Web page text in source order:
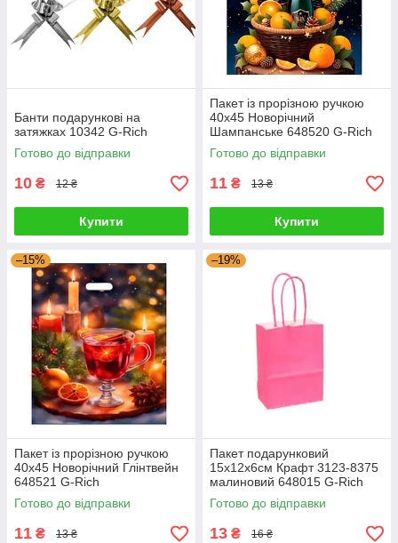
Банти подарункові на
затяжках 10342 G-Rich
Готово до відправки
10 ₴ 12 ₴
Купити
Пакет із прорізною ручкою
40х45 Новорічний
Шампанське 648520 G-Rich
Готово до відправки
11 ₴ 13 ₴
Купити
–15%
Пакет із прорізною ручкою
40х45 Новорічний Глінтвейн
648521 G-Rich
Готово до відправки
11 ₴ 13 ₴
–19%
Пакет подарунковий
15х12х6см Крафт 3123-8375
малиновий 648015 G-Rich
Готово до відправки
13 ₴ 16 ₴